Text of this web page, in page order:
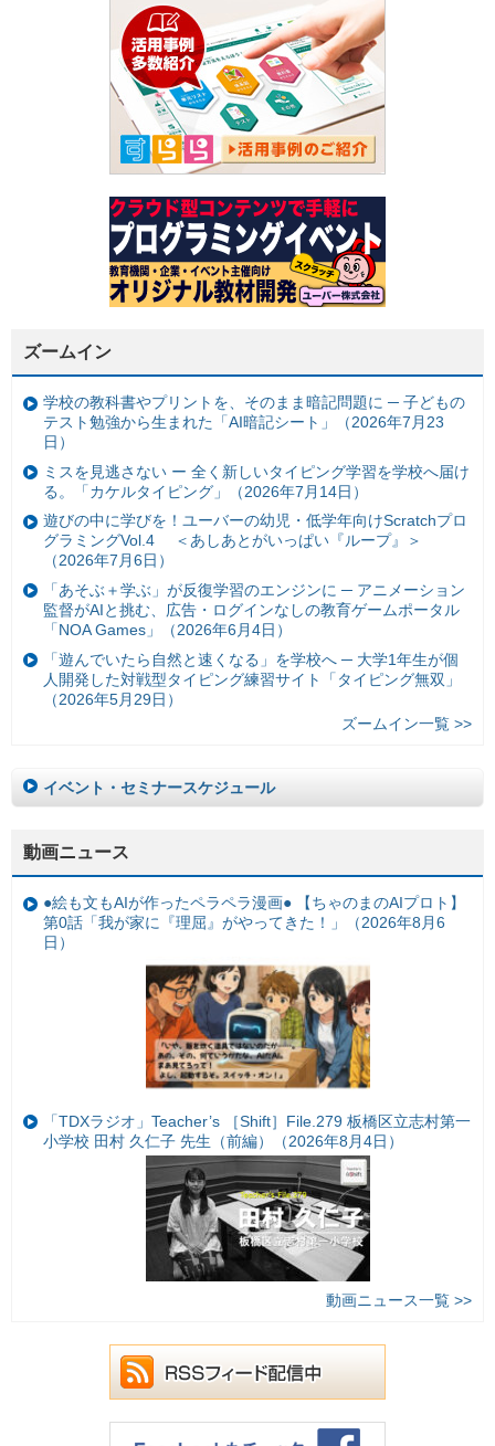
ズームイン
学校の教科書やプリントを、そのまま暗記問題に ─ 子どもの
テスト勉強から生まれた「AI暗記シート」（2026年7月23
日）
ミスを見逃さない ー 全く新しいタイピング学習を学校へ届け
る。「カケルタイピング」（2026年7月14日）
遊びの中に学びを！ユーバーの幼児・低学年向けScratchプロ
グラミングVol.4 ＜あしあとがいっぱい『ループ』＞
（2026年7月6日）
「あそぶ＋学ぶ」が反復学習のエンジンに ─ アニメーション
監督がAIと挑む、広告・ログインなしの教育ゲームポータル
「NOA Games」（2026年6月4日）
「遊んでいたら自然と速くなる」を学校へ ─ 大学1年生が個
人開発した対戦型タイピング練習サイト「タイピング無双」
（2026年5月29日）
ズームイン一覧 >>
イベント・セミナースケジュール
動画ニュース
●絵も文もAIが作ったペラペラ漫画● 【ちゃのまのAIプロト】
第0話「我が家に『理屈』がやってきた！」（2026年8月6
日）
「TDXラジオ」Teacher’s ［Shift］File.279 板橋区立志村第一
小学校 田村 久仁子 先生（前編）（2026年8月4日）
動画ニュース一覧 >>